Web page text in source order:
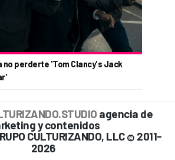
no perderte 'Tom Clancy's Jack
agencia de
y contenidos
CULTURIZANDO, LLC © 2011-
2026